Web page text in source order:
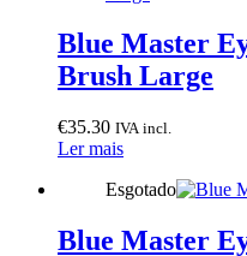
Blue Master
Brush Large
€35.30 IVA incl.
Ler mais
Esgotado
Blue Master